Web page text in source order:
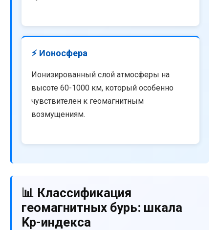
⚡ Ионосфера
Ионизированный слой атмосферы на
высоте 60-1000 км, который особенно
чувствителен к геомагнитным
возмущениям.
📊 Классификация
геомагнитных бурь: шкала
Kp-индекса